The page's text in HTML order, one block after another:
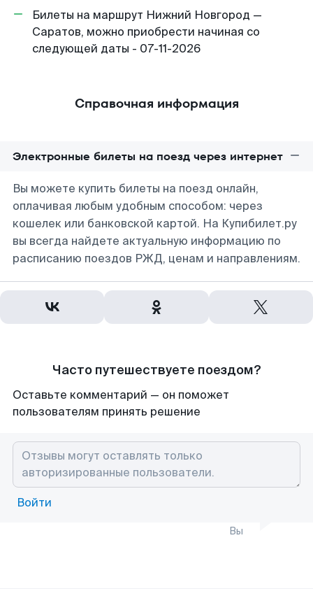
Билеты на маршрут Нижний Новгород —
Саратов, можно приобрести начиная со
следующей даты - 07-11-2026
Справочная информация
Электронные билеты на поезд через интернет
Вы можете купить билеты на поезд онлайн,
оплачивая любым удобным способом: через
кошелек или банковской картой. На Купибилет.ру
вы всегда найдете актуальную информацию по
расписанию поездов РЖД, ценам и направлениям.
Часто путешествуете поездом?
Оставьте комментарий — он поможет
пользователям принять решение
Войти
Вы